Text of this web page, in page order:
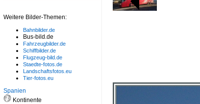
Weitere Bilder-Themen:
Bahnbilder.de
Bus-bild.de
Fahrzeugbilder.de
Schiffbilder.de
Flugzeug-bild.de
Staedte-fotos.de
Landschaftsfotos.eu
Tier-fotos.eu
Spanien
Kontinente